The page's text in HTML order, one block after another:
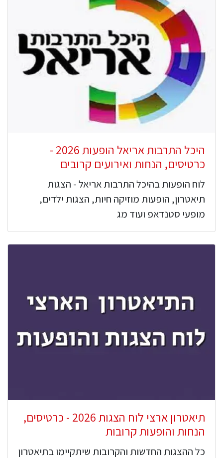
היכל התרבות אריאל הופעות 2026 -
כרטיסים, הנחות ואירועים קרובים
לוח הופעות בהיכל התרבות אריאל - הצגות
תיאטרון, הופעות מוזיקה חיות, הצגות ילדים,
מופעי סטנדאפ ועוד מג
תיאטרון ארצי לוח הצגות 2026 - כרטיסים,
הנחות והופעות קרובות
כל ההצגות החדשות והקרובות שיתקיימו בתיאטרון